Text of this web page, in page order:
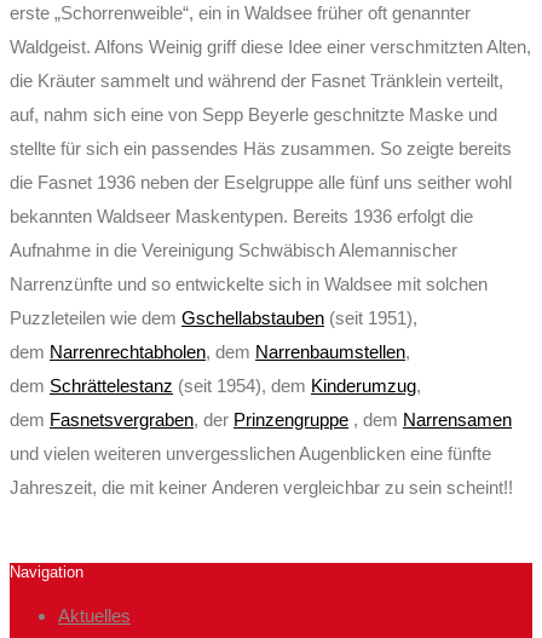
erste „Schorrenweible“, ein in Waldsee früher oft genannter
Waldgeist. Alfons Weinig griff diese Idee einer verschmitzten Alten,
die Kräuter sammelt und während der Fasnet Tränklein verteilt,
auf, nahm sich eine von Sepp Beyerle geschnitzte Maske und
stellte für sich ein passendes Häs zusammen. So zeigte bereits
die Fasnet 1936 neben der Eselgruppe alle fünf uns seither wohl
bekannten Waldseer Maskentypen. Bereits 1936 erfolgt die
Aufnahme in die Vereinigung Schwäbisch Alemannischer
Narrenzünfte und so entwickelte sich in Waldsee mit solchen
Puzzleteilen wie dem Gschellabstauben (seit 1951),
dem Narrenrechtabholen, dem Narrenbaumstellen,
dem Schrättelestanz (seit 1954), dem Kinderumzug,
dem Fasnetsvergraben, der Prinzengruppe , dem Narrensamen
und vielen weiteren unvergesslichen Augenblicken eine fünfte
Jahreszeit, die mit keiner Anderen vergleichbar zu sein scheint!!
Navigation
Aktuelles